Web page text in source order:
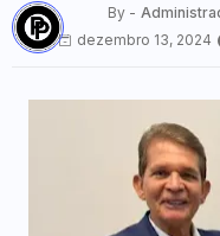
By -
dezembro 13, 2024